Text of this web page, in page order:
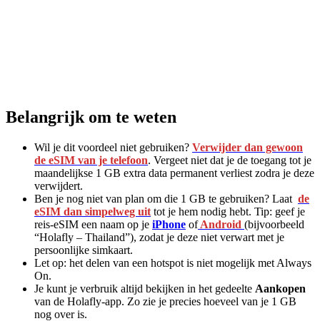
Belangrijk om te weten
Wil je dit voordeel niet gebruiken? Verwijder dan gewoon
de eSIM van je telefoon. Vergeet niet dat je de toegang tot je
maandelijkse 1 GB extra data permanent verliest zodra je deze
verwijdert.
Ben je nog niet van plan om die 1 GB te gebruiken? Laat de
eSIM dan simpelweg uit tot je hem nodig hebt. Tip: geef je
reis-eSIM een naam op je iPhone of Android (bijvoorbeeld
“Holafly – Thailand”), zodat je deze niet verwart met je
persoonlijke simkaart.
Let op: het delen van een hotspot is niet mogelijk met Always
On.
Je kunt je verbruik altijd bekijken in het gedeelte Aankopen
van de Holafly-app. Zo zie je precies hoeveel van je 1 GB
nog over is.